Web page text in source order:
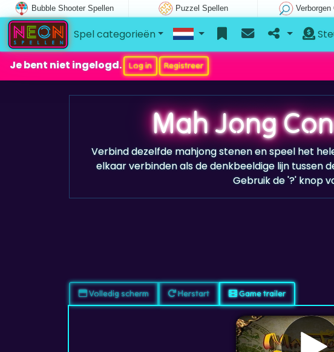
Bubble Shooter Spellen Puzzel Spellen
Spel categorieën
Je bent niet ingelogd. Log in Registreer
Mah Jong
Verbind dezelfde mahjong stenen en speel het
elkaar verbinden als de denkbeeldige lijn tussen
Gebruik de '?' knop
Volledig scherm Herstart Game trailer